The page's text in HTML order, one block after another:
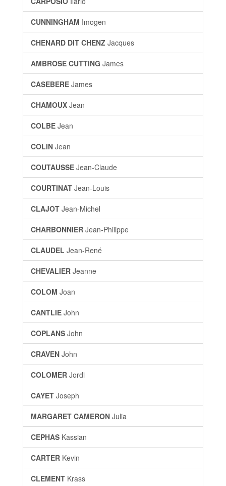
CUNNINGHAM Imogen
CHENARD DIT CHENZ Jacques
AMBROSE CUTTING James
CASEBERE James
CHAMOUX Jean
COLBE Jean
COLIN Jean
COUTAUSSE Jean-Claude
COURTINAT Jean-Louis
CLAJOT Jean-Michel
CHARBONNIER Jean-Philippe
CLAUDEL Jean-René
CHEVALIER Jeanne
COLOM Joan
CANTLIE John
COPLANS John
CRAVEN John
COLOMER Jordi
CAYET Joseph
MARGARET CAMERON Julia
CEPHAS Kassian
CARTER Kevin
CLEMENT Krass